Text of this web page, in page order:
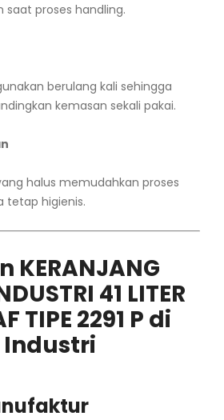
saat proses handling.
berulang kali sehingga
kemasan sekali pakai.
halus memudahkan proses
tetap higienis.
KERANJANG
41 LITER
TIPE 2291 P di